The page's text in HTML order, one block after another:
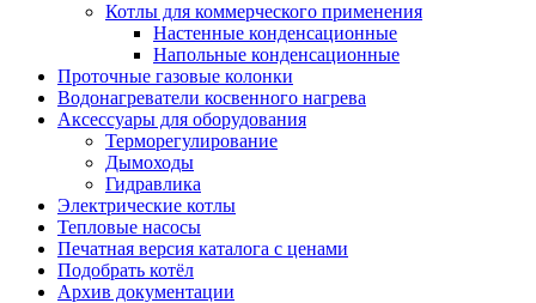
Котлы для коммерческого применения
Настенные конденсационные
Напольные конденсационные
Проточные газовые колонки
Водонагреватели косвенного нагрева
Аксессуары для оборудования
Терморегулирование
Дымоходы
Гидравлика
Электрические котлы
Тепловые насосы
Печатная версия каталога с ценами
Подобрать котёл
Архив документации